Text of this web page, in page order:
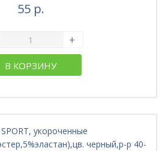
55 р.
+
В КОРЗИНУ
укороченные
черный,р-р 40-